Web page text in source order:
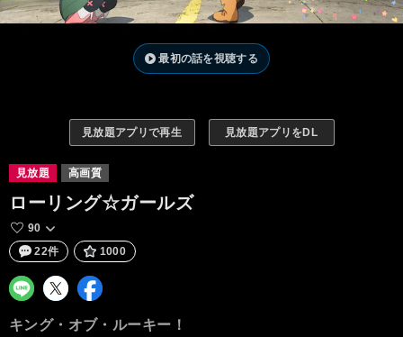
最初の話を視聴する
見放題アプリで再生 見放題アプリをDL
見放題 高画質
ローリング☆ガールズ
90
22件
1000
キング・オブ・ルーキー！